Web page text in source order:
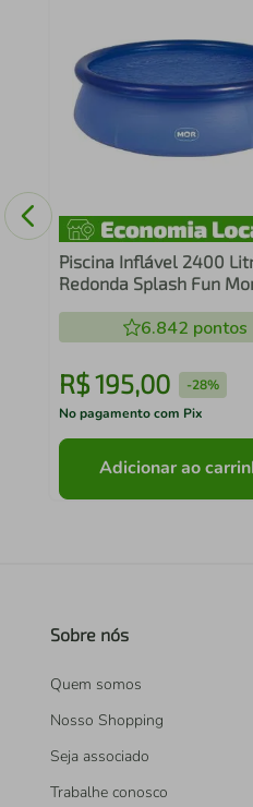
Piscina Inflável 2400
Redonda Splash Fun
6.842 pontos
R$195,00 -28%
No pagamento com Pix
Adicionar ao
Sobre nós
Quem somos
Nosso Shopping
Seja associado
Trabalhe conosco